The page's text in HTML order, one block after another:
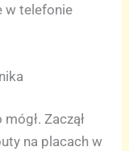
w telefonie
Zaczął
na placach w